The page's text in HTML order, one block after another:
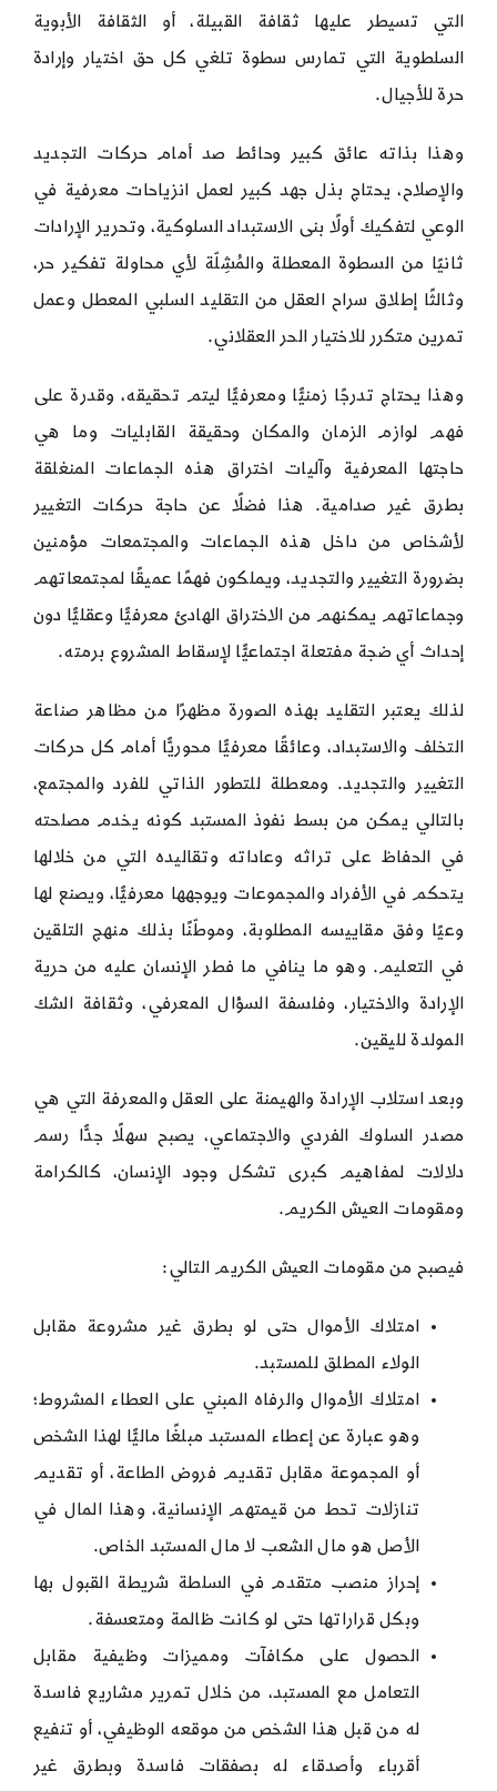
التي تسيطر عليها ثقافة القبيلة، أو الثقافة الأبوية
السلطوية التي تمارس سطوة تلغي كل حق اختيار وإرادة
حرة للأجيال.
وهذا بذاته عائق كبير وحائط صد أمام حركات التجديد
والإصلاح، يحتاج بذل جهد كبير لعمل انزياحات معرفية في
الوعي لتفكيك أولًا بنى الاستبداد السلوكية، وتحرير الإرادات
ثانيًا من السطوة المعطلة والمُشِلّة لأي محاولة تفكير حر،
وثالثًا إطلاق سراح العقل من التقليد السلبي المعطل وعمل
تمرين متكرر للاختيار الحر العقلاني.
وهذا يحتاج تدرجًا زمنيًّا ومعرفيًّا ليتم تحقيقه، وقدرة على
فهم لوازم الزمان والمكان وحقيقة القابليات وما هي
حاجتها المعرفية وآليات اختراق هذه الجماعات المنغلقة
بطرق غير صدامية. هذا فضلًا عن حاجة حركات التغيير
لأشخاص من داخل هذه الجماعات والمجتمعات مؤمنين
بضرورة التغيير والتجديد، ويملكون فهمًا عميقًا لمجتمعاتهم
وجماعاتهم يمكنهم من الاختراق الهادئ معرفيًّا وعقليًّا دون
إحداث أي ضجة مفتعلة اجتماعيًّا لإسقاط المشروع برمته.
لذلك يعتبر التقليد بهذه الصورة مظهرًا من مظاهر صناعة
التخلف والاستبداد، وعائقًا معرفيًّا محوريًّا أمام كل حركات
التغيير والتجديد. ومعطلة للتطور الذاتي للفرد والمجتمع،
بالتالي يمكن من بسط نفوذ المستبد كونه يخدم مصلحته
في الحفاظ على تراثه وعاداته وتقاليده التي من خلالها
يتحكم في الأفراد والمجموعات ويوجهها معرفيًّا، ويصنع لها
وعيًا وفق مقاييسه المطلوبة، وموطّنًا بذلك منهج التلقين
في التعليم. وهو ما ينافي ما فطر الإنسان عليه من حرية
الإرادة والاختيار، وفلسفة السؤال المعرفي، وثقافة الشك
المولدة لليقين.
وبعد استلاب الإرادة والهيمنة على العقل والمعرفة التي هي
مصدر السلوك الفردي والاجتماعي، يصبح سهلًا جدًّا رسم
دلالات لمفاهيم كبرى تشكل وجود الإنسان، كالكرامة
ومقومات العيش الكريم.
فيصبح من مقومات العيش الكريم التالي:
امتلاك الأموال حتى لو بطرق غير مشروعة مقابل
الولاء المطلق للمستبد.
امتلاك الأموال والرفاه المبني على العطاء المشروط؛
وهو عبارة عن إعطاء المستبد مبلغًا ماليًّا لهذا الشخص
أو المجموعة مقابل تقديم فروض الطاعة، أو تقديم
تنازلات تحط من قيمتهم الإنسانية، وهذا المال في
الأصل هو مال الشعب لا مال المستبد الخاص.
إحراز منصب متقدم في السلطة شريطة القبول بها
وبكل قراراتها حتى لو كانت ظالمة ومتعسفة.
الحصول على مكافآت ومميزات وظيفية مقابل
التعامل مع المستبد، من خلال تمرير مشاريع فاسدة
له من قبل هذا الشخص من موقعه الوظيفي، أو تنفيع
أقرباء وأصدقاء له بصفقات فاسدة وبطرق غير